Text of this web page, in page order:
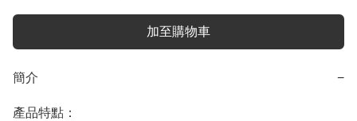
加至購物車
簡介 −
產品特點：